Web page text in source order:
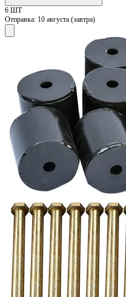
6 ШТ
Отправка: 10 августа (завтра)